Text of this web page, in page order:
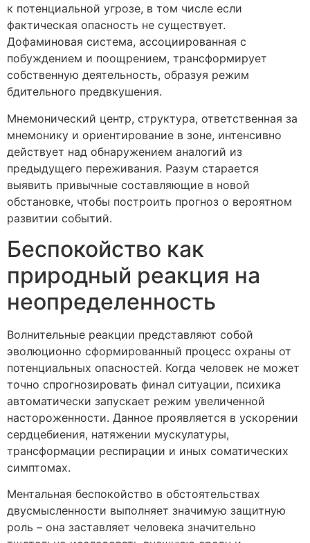
к потенциальной угрозе, в том числе если
фактическая опасность не существует.
Дофаминовая система, ассоциированная с
побуждением и поощрением, трансформирует
собственную деятельность, образуя режим
бдительного предвкушения.
Мнемонический центр, структура, ответственная за
мнемонику и ориентирование в зоне, интенсивно
действует над обнаружением аналогий из
предыдущего переживания. Разум старается
выявить привычные составляющие в новой
обстановке, чтобы построить прогноз о вероятном
развитии событий.
Беспокойство как
природный реакция на
неопределенность
Волнительные реакции представляют собой
эволюционно сформированный процесс охраны от
потенциальных опасностей. Когда человек не может
точно спрогнозировать финал ситуации, психика
автоматически запускает режим увеличенной
настороженности. Данное проявляется в ускорении
сердцебиения, натяжении мускулатуры,
трансформации респирации и иных соматических
симптомах.
Ментальная беспокойство в обстоятельствах
двусмысленности выполняет значимую защитную
роль – она заставляет человека значительно